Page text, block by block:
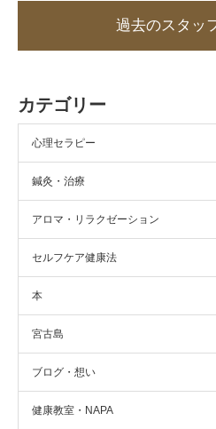
過去のスタッ
カテゴリー
心理セラピー
鍼灸・治療
アロマ・リラクゼーション
セルフケア健康法
本
宮古島
ブログ・想い
健康教室・NAPA